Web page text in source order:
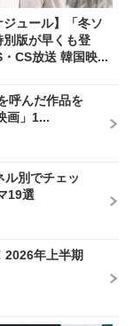
ジュール】「冬ソ
別版が早くも登
CS放送 韓国映...
呼んだ作品を
画」1...
ル別でチェッ
19選
2026年上半期